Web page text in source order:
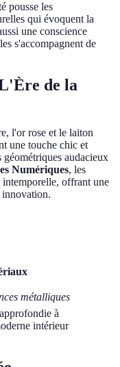
pousse les
qui évoquent la
une conscience
s'accompagnent de
de la
l'or rose et le laiton
une touche chic et
audacieux
Numériques, les
offrant une
innovation.
métalliques
à
intérieur